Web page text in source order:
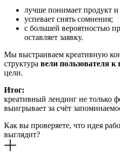
лучше понимает продукт и
успевает снять сомнения;
с большей вероятностью
оставляет заявку.
Мы выстраиваем креативную
структура вели пользователя к
цели.
Итог:
креативный лендинг не только
выигрывает за счёт
Как вы проверяете, что идея
выглядит?